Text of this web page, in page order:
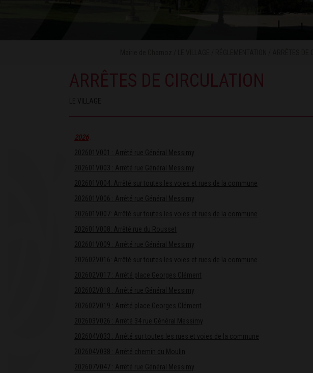
ARRÊTES DE CIRCULATION
LE VILLAGE
2026 :
202601V001 : Arrêté rue Général Messimy
202601V003 : Arrêté rue Général Messimy
202601V004: Arrêté sur toutes les voies et rues de la commune
202601V006 : Arrêté rue Général Messimy
202601V007: Arrêté sur toutes les voies et rues de la commune
202601V008: Arrêté rue du Rousset
202601V009 : Arrêté rue Général Messimy
202602V016: Arrêté sur toutes les voies et rues de la commune
202602V017 : Arrêté place Georges Clément
202602V018 : Arrêté rue Général Messimy
202602V019 : Arrêté place Georges Clément
202603V026 : Arrêté 34 rue Général Messimy
202604V033 : Arrêté sur toutes les rues et voies de la commune
202604V038 : Arrêté chemin du Moulin
202607V047 : Arrêté rue Général Messimy